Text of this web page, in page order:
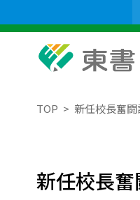
TOP 新任校長奮
新任校長